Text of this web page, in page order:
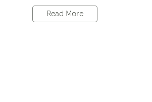
Read More